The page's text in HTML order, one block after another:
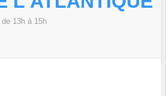
de 13h à 15h